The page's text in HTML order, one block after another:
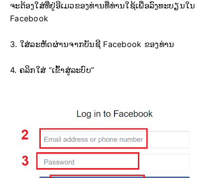
ຈະຕ້ອງໃສ່ທີ່ຢູ່ອີເມວຂອງທ່ານທີ່ທ່ານໃຊ້ເພື່ອລົງທະບຽນໃນ
Facebook
3. ໃສ່ລະຫັດຜ່ານຈາກບັນຊີ Facebook ຂອງທ່ານ
4. ຄລິກໃສ່ “ເຂົ້າສູ່ລະບົບ”